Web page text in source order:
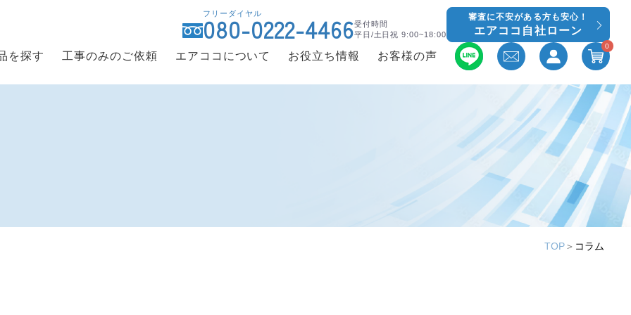
フリーダイヤル
080-0222-4466受付時間
平日/土日祝 9:00~18:00
審査に不安がある方も安心！
エアココ自社ローン
を探す 工事のみのご依頼 エアココについて お役立ち情報 お客様の声
0
TOP＞ コラム